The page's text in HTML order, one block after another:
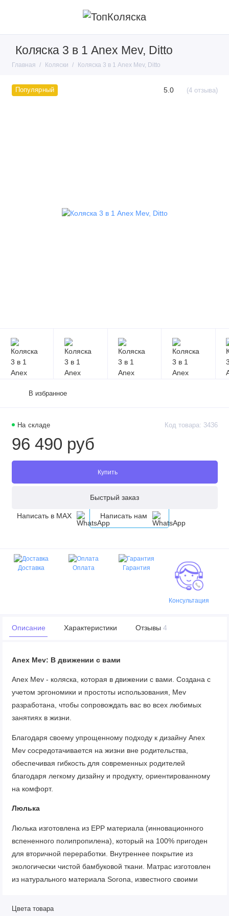
Коляска 3 в 1 Anex Mev, Ditto
Главная Коляски Коляска 3 в 1 Anex Mev, Ditto
Популярный 5.0 (4 отзыва)
На складе Код товара: 3436
96 490 руб
Купить
Быстрый заказ
Написать в MAX Написать нам
В избранное
Доставка Оплата Гарантия
Консультация
Описание Характеристики Отзывы 4
Anex Mev: В движении с вами
Anex Mev - коляска, которая в движении с вами. Создана с
учетом эргономики и простоты использования, Mev
разработана, чтобы сопровождать вас во всех любимых
занятиях в жизни.
Благодаря своему упрощенному подходу к дизайну Anex
Mev сосредотачивается на жизни вне родительства,
обеспечивая гибкость для современных родителей
благодаря легкому дизайну и продукту, ориентированному
на комфорт.
Люлька
Люлька изготовлена из EPP материала (инновационного
вспененного полипропилена), который на 100% пригоден
для вторичной переработки. Внутреннее покрытие из
экологически чистой бамбуковой ткани. Матрас изготовлен
из натурального материала Sorona, известного своими
Прогулочный блок
Цвета товара